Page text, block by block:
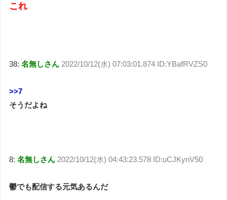
これ
38:名無しさん 2022/10/12(水) 07:03:01.874 ID:YBafRVZS0
>>7
そうだよね
8:名無しさん 2022/10/12(水) 04:43:23.578 ID:uCJKynV50
鬱でも配信する元気あるんだ